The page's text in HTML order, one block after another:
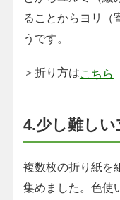
ることからヨリ（
うです。
＞折り方はこちら
4.少し難し
複数枚の折り紙を
集めました。色使